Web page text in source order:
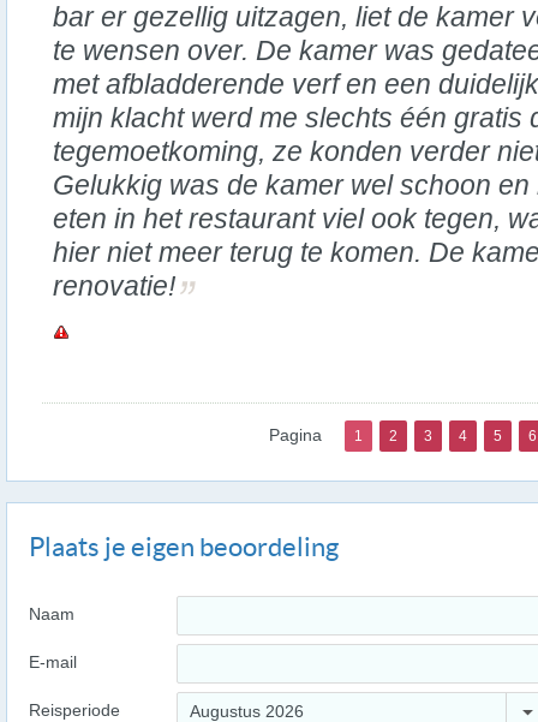
bar er gezellig uitzagen, liet de kamer
te wensen over. De kamer was
met afbladderende verf en een
mijn klacht werd me slechts één gratis
tegemoetkoming, ze konden verder
Gelukkig was de kamer wel schoon
eten in het restaurant viel ook tegen,
hier niet meer terug te komen. De
renovatie!
Pagina 1 2 3 4 5 6
Plaats je eigen beoordeling
Naam
E-mail
Reisperiode Augustus 2026